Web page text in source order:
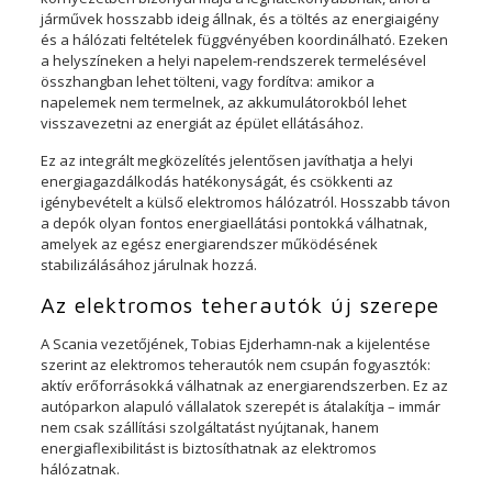
járművek hosszabb ideig állnak, és a töltés az energiaigény
és a hálózati feltételek függvényében koordinálható. Ezeken
a helyszíneken a helyi napelem-rendszerek termelésével
összhangban lehet tölteni, vagy fordítva: amikor a
napelemek nem termelnek, az akkumulátorokból lehet
visszavezetni az energiát az épület ellátásához.
Ez az integrált megközelítés jelentősen javíthatja a helyi
energiagazdálkodás hatékonyságát, és csökkenti az
igénybevételt a külső elektromos hálózatról. Hosszabb távon
a depók olyan fontos energiaellátási pontokká válhatnak,
amelyek az egész energiarendszer működésének
stabilizálásához járulnak hozzá.
Az elektromos teherautók új szerepe
A Scania vezetőjének, Tobias Ejderhamn-nak a kijelentése
szerint az elektromos teherautók nem csupán fogyasztók:
aktív erőforrásokká válhatnak az energiarendszerben. Ez az
autóparkon alapuló vállalatok szerepét is átalakítja – immár
nem csak szállítási szolgáltatást nyújtanak, hanem
energiaflexibilitást is biztosíthatnak az elektromos
hálózatnak.